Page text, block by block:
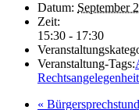
Datum: September
Zeit:
15:30 - 17:30
Veranstaltung-Tags:
«